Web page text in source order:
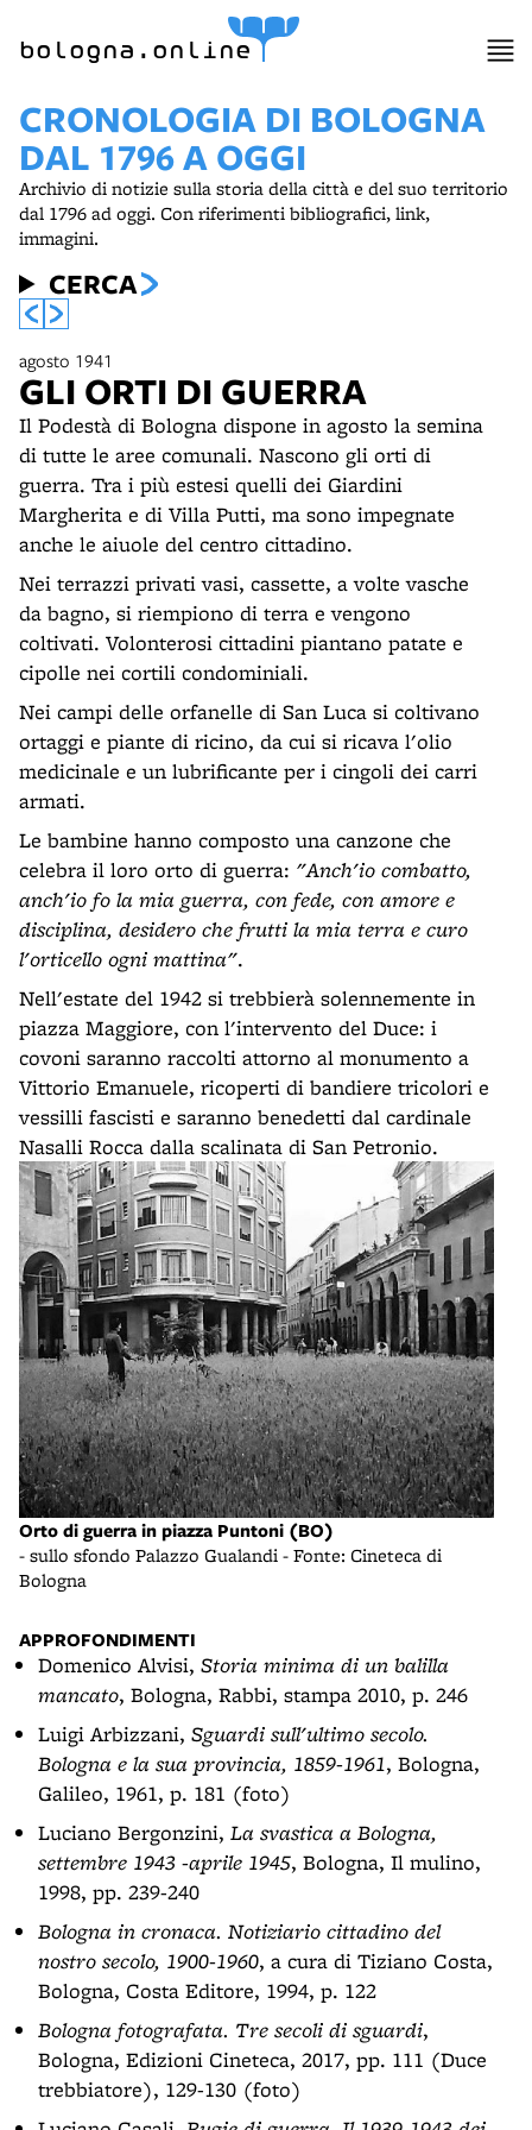
bologna.online
CRONOLOGIA DI BOLOGNA
DAL 1796 A OGGI
Archivio di notizie sulla storia della città e del suo territorio
dal 1796 ad oggi. Con riferimenti bibliografici, link,
immagini.
CERCA
agosto 1941
GLI ORTI DI GUERRA
Il Podestà di Bologna dispone in agosto la semina
di tutte le aree comunali. Nascono gli orti di
guerra. Tra i più estesi quelli dei Giardini
Margherita e di Villa Putti, ma sono impegnate
anche le aiuole del centro cittadino.
Nei terrazzi privati vasi, cassette, a volte vasche
da bagno, si riempiono di terra e vengono
coltivati. Volonterosi cittadini piantano patate e
cipolle nei cortili condominiali.
Nei campi delle orfanelle di San Luca si coltivano
ortaggi e piante di ricino, da cui si ricava l'olio
medicinale e un lubrificante per i cingoli dei carri
armati.
Le bambine hanno composto una canzone che
celebra il loro orto di guerra: "Anch'io combatto,
anch'io fo la mia guerra, con fede, con amore e
disciplina, desidero che frutti la mia terra e curo
l'orticello ogni mattina".
Nell'estate del 1942 si trebbierà solennemente in
piazza Maggiore, con l'intervento del Duce: i
covoni saranno raccolti attorno al monumento a
Vittorio Emanuele, ricoperti di bandiere tricolori e
vessilli fascisti e saranno benedetti dal cardinale
Nasalli Rocca dalla scalinata di San Petronio.
Orto di guerra in piazza Puntoni (BO)
- sullo sfondo Palazzo Gualandi - Fonte: Cineteca di
Bologna
APPROFONDIMENTI
Domenico Alvisi, Storia minima di un balilla
mancato, Bologna, Rabbi, stampa 2010, p. 246
Luigi Arbizzani, Sguardi sull'ultimo secolo.
Bologna e la sua provincia, 1859-1961, Bologna,
Galileo, 1961, p. 181 (foto)
Luciano Bergonzini, La svastica a Bologna,
settembre 1943 -aprile 1945, Bologna, Il mulino,
1998, pp. 239-240
Bologna in cronaca. Notiziario cittadino del
nostro secolo, 1900-1960, a cura di Tiziano Costa,
Bologna, Costa Editore, 1994, p. 122
Bologna fotografata. Tre secoli di sguardi,
Bologna, Edizioni Cineteca, 2017, pp. 111 (Duce
trebbiatore), 129-130 (foto)